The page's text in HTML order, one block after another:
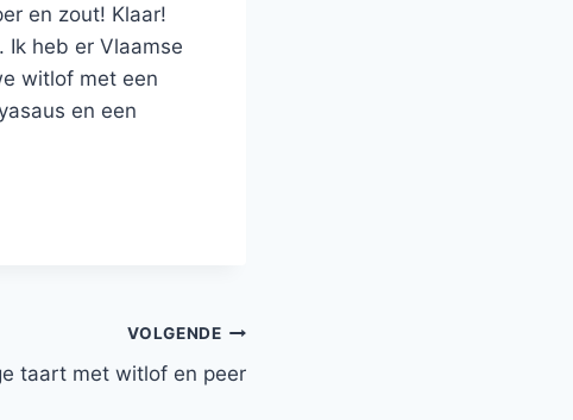
en zout! Klaar!
heb er Vlaamse
witlof met een
en een
VOLGENDE
taart met witlof en peer